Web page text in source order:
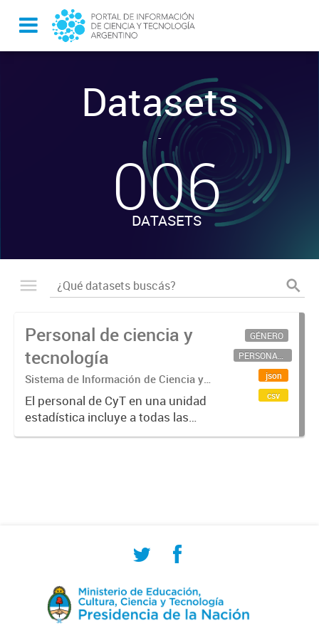
Datasets
-
006
DATASETS
Personal de ciencia y
tecnología
Sistema de Información de Ciencia y
Tecnología Argentino (SICYTAR)
El personal de CyT en una unidad
estadística incluye a todas las
personas involucradas
GÉNERO
PERSONAL CIENTÍFICO-TECNOLÓGICO
json
csv